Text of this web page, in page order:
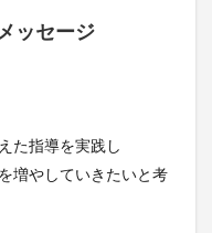
ッセージ
た指導を実践し
増やしていきたいと考